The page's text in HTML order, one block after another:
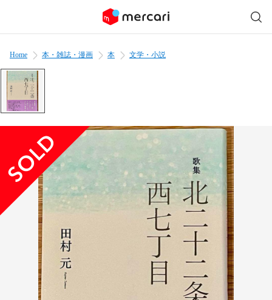
Home 本・雑誌・漫画 本 文学・小説